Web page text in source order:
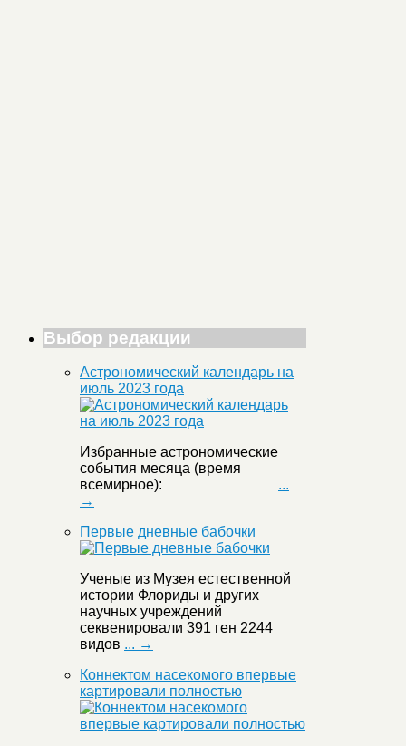
Выбор редакции
Астрономический календарь на
июль 2023 года
Избранные астрономические
события месяца (время
всемирное): ...
→
Первые дневные бабочки
Ученые из Музея естественной
истории Флориды и других
научных учреждений
секвенировали 391 ген 2244
видов ... →
Коннектом насекомого впервые
картировали полностью